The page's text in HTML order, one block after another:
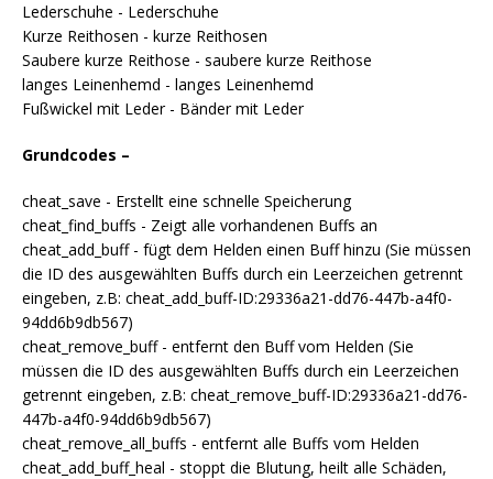
Lederschuhe - Lederschuhe
Kurze Reithosen - kurze Reithosen
Saubere kurze Reithose - saubere kurze Reithose
langes Leinenhemd - langes Leinenhemd
Fußwickel mit Leder - Bänder mit Leder
Grundcodes –
cheat_save - Erstellt eine schnelle Speicherung
cheat_find_buffs - Zeigt alle vorhandenen Buffs an
cheat_add_buff - fügt dem Helden einen Buff hinzu (Sie müssen
die ID des ausgewählten Buffs durch ein Leerzeichen getrennt
eingeben, z.B: cheat_add_buff-ID:29336a21-dd76-447b-a4f0-
94dd6b9db567)
cheat_remove_buff - entfernt den Buff vom Helden (Sie
müssen die ID des ausgewählten Buffs durch ein Leerzeichen
getrennt eingeben, z.B: cheat_remove_buff-ID:29336a21-dd76-
447b-a4f0-94dd6b9db567)
cheat_remove_all_buffs - entfernt alle Buffs vom Helden
cheat_add_buff_heal - stoppt die Blutung, heilt alle Schäden,